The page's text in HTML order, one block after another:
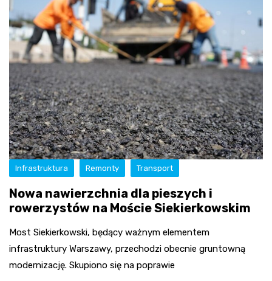
Infrastruktura Remonty Transport
Nowa nawierzchnia dla pieszych i
rowerzystów na Moście Siekierkowskim
Most Siekierkowski, będący ważnym elementem
infrastruktury Warszawy, przechodzi obecnie gruntowną
modernizację. Skupiono się na poprawie